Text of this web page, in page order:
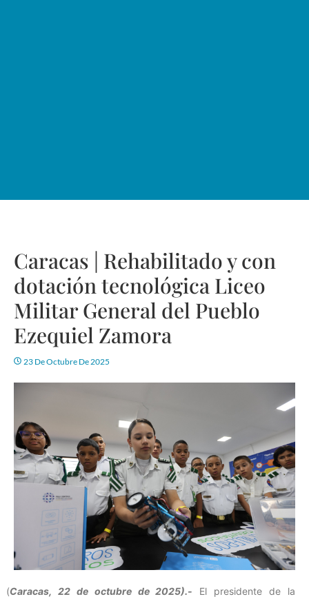
Caracas | Rehabilitado y con
dotación tecnológica Liceo
Militar General del Pueblo
Ezequiel Zamora
23 De Octubre De 2025
(Caracas, 22 de octubre de 2025).- El presidente de la